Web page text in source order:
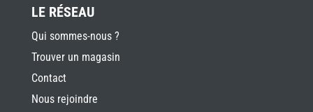
LE RÉSEAU
Qui sommes-nous ?
Trouver un magasin
Contact
Nous rejoindre